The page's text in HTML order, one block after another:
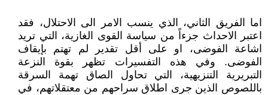
اما الفريق الثاني، الذي ينسب الامر الى الاحتلال، فقد
اعتبر الاحداث جزءاً من سياسة القوى الغازية، التي تريد
اشاعة الفوضى، او على أقل تقدير لم تهتم بإيقاف
الفوضى. وفي هذه التفسيرات تظهر بقوة النزعة
التبريرية التنزيهية، التي تحاول الصاق تهمة السرقة
باللصوص الذين جرى اطلاق سراحهم من معتقلاتهم، في